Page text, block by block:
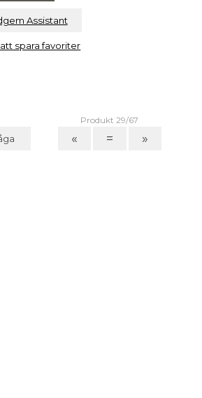
Assistant
spara favoriter
Produkt 29/67
« = »